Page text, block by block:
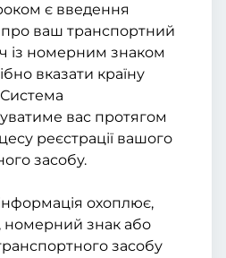
є введення
про ваш транспортний
із номерним знаком
вказати країну
Система
вас протягом
реєстрації вашого
засобу.
охоплює,
номерний знак або
засобу